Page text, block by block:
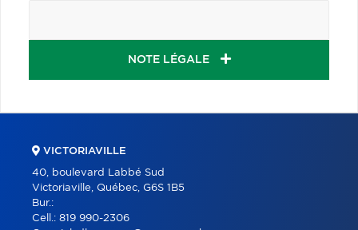
NOTE LÉGALE
VICTORIAVILLE
40, boulevard Labbé Sud
Victoriaville, Québec, G6S 1B5
Bur.:
Cell.: 819 990-2306